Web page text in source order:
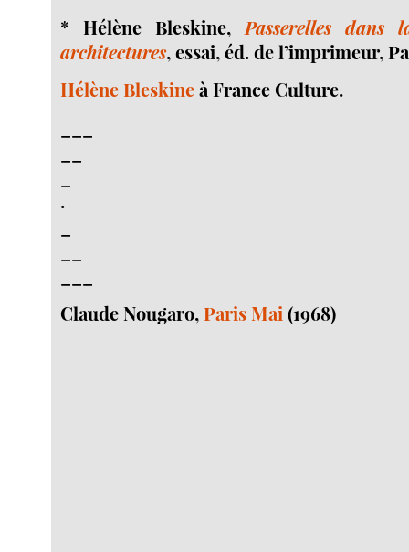
* Hélène Bleskine, Passerelles dans
architectures, essai, éd. de l’imprimeur,
Hélène Bleskineà France Culture.
.
Claude Nougaro,Paris Mai (1968)